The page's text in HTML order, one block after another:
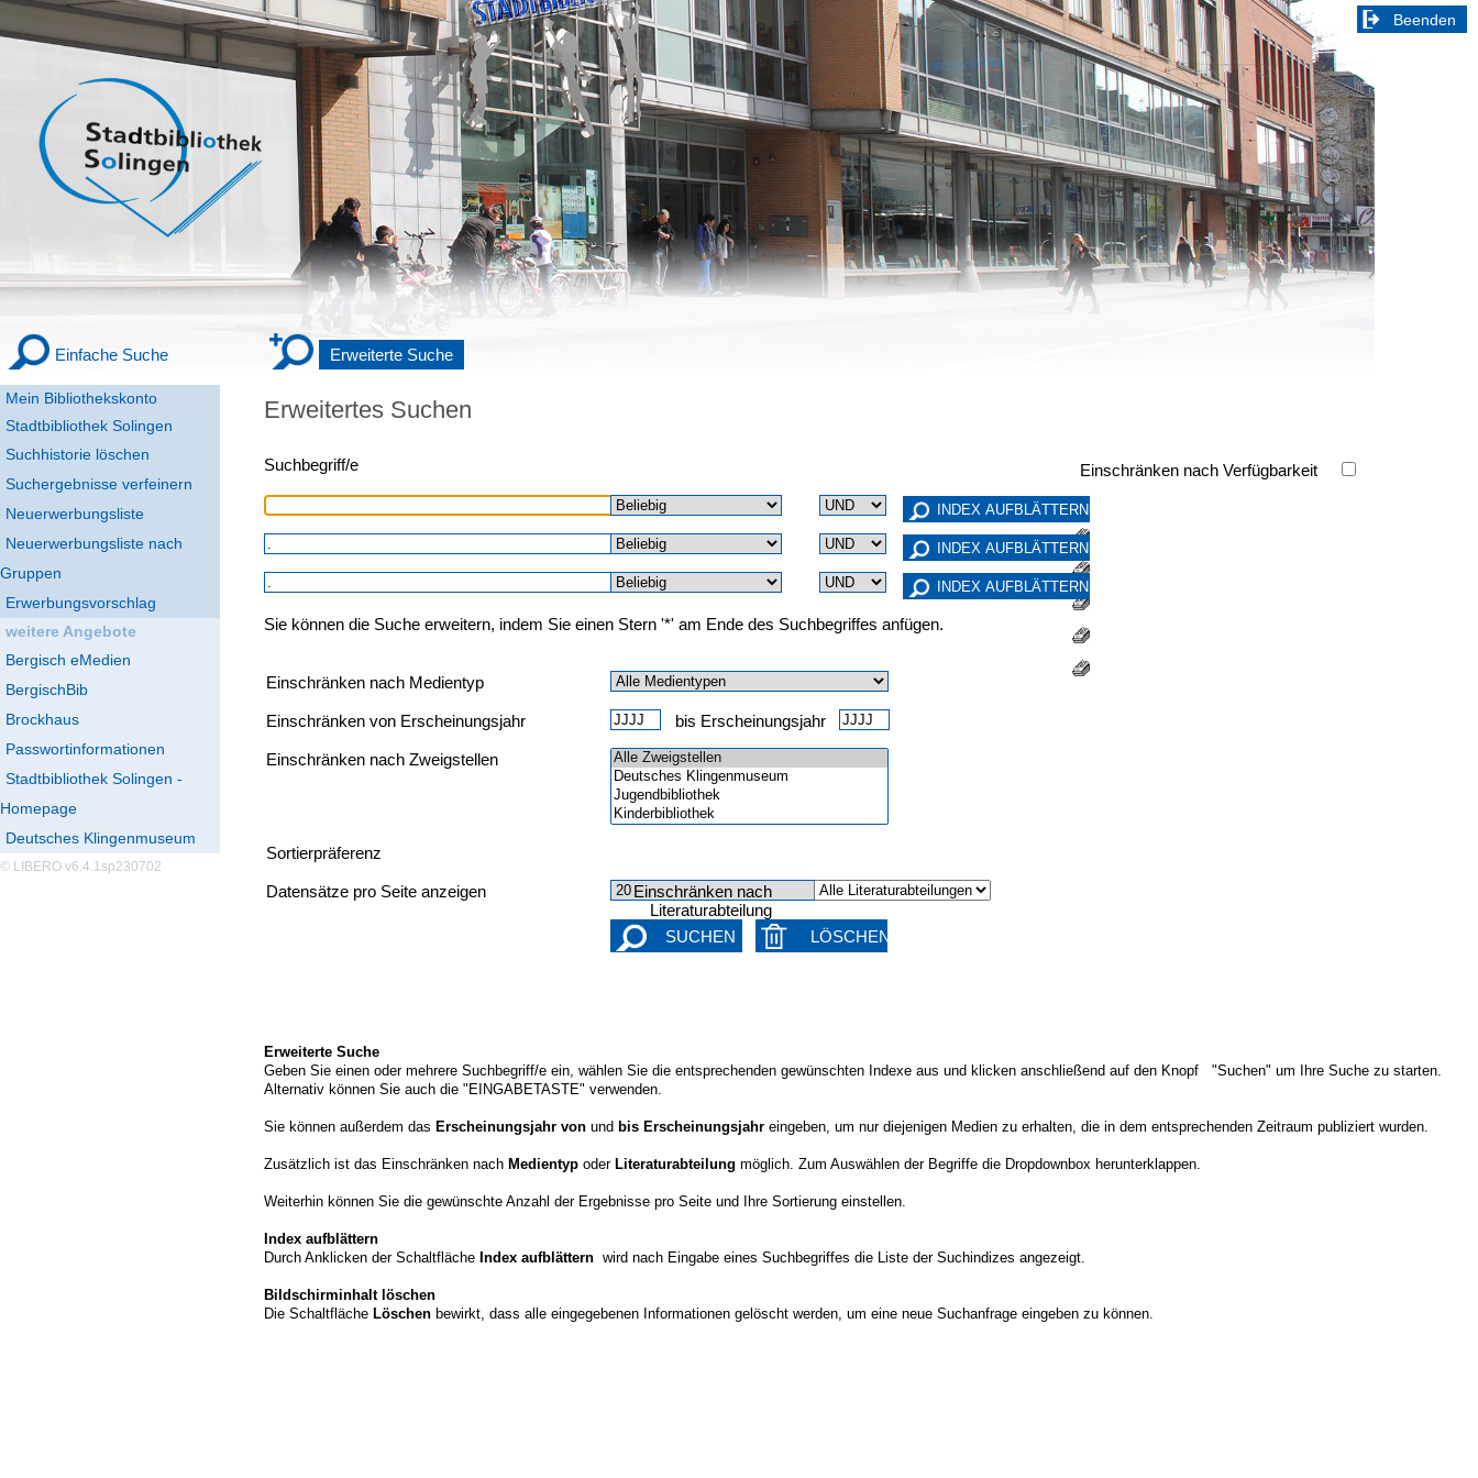
Mein Bibliothekskonto
Stadtbibliothek Solingen
Einfache Suche Erweiterte Suche
Suchhistorie löschen
Suchergebnisse verfeinern
Beenden
Neuerwerbungsliste
Neuerwerbungsliste nach
Gruppen
Erwerbungsvorschlag
weitere Angebote
Bergisch eMedien
BergischBib
Brockhaus
Passwortinformationen
Stadtbibliothek Solingen -
Homepage
Deutsches Klingenmuseum
© LIBERO v6.4.1sp230702
Erweitertes Suchen
Sie können die Suche erweitern, indem Sie einen Stern '*' am Ende des Suchbegriffes anfügen.
Suchbegriff/e
Einschränken von Erscheinungsjahr bis Erscheinungsjahr
Datensätze pro Seite anzeigen
Einschränken nach Zweigstellen
Einschränken nach Verfügbarkeit
Einschränken nach Medientyp
Einschränken nach
Literaturabteilung
Sortierpräferenz
Erweiterte Suche
Geben Sie einen oder mehrere Suchbegriff/e ein, wählen Sie die entsprechenden gewünschten Indexe aus und klicken anschließend auf den Knopf "Suchen" um Ihre Suche zu starten.
Alternativ können Sie auch die "EINGABETASTE" verwenden.
Sie können außerdem das Erscheinungsjahr von und bis Erscheinungsjahr eingeben, um nur diejenigen Medien zu erhalten, die in dem entsprechenden Zeitraum publiziert wurden.
Zusätzlich ist das Einschränken nach Medientyp oder Literaturabteilung möglich. Zum Auswählen der Begriffe die Dropdownbox herunterklappen.
Weiterhin können Sie die gewünschte Anzahl der Ergebnisse pro Seite und Ihre Sortierung einstellen.
Index aufblättern
Durch Anklicken der Schaltfläche Index aufblättern wird nach Eingabe eines Suchbegriffes die Liste der Suchindizes angezeigt.
Bildschirminhalt löschen
Die Schaltfläche Löschen bewirkt, dass alle eingegebenen Informationen gelöscht werden, um eine neue Suchanfrage eingeben zu können.